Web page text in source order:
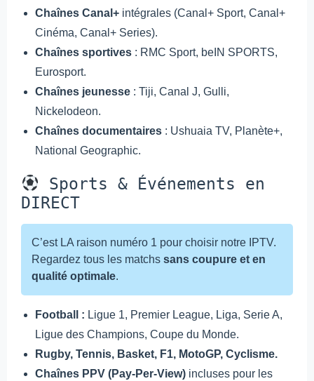
Chaînes Canal+ intégrales (Canal+ Sport, Canal+
Cinéma, Canal+ Series).
Chaînes sportives : RMC Sport, beIN SPORTS,
Eurosport.
Chaînes jeunesse : Tiji, Canal J, Gulli,
Nickelodeon.
Chaînes documentaires : Ushuaia TV, Planète+,
National Geographic.
Sports & Événements en
DIRECT
C’est LA raison numéro 1 pour choisir notre IPTV.
Regardez tous les matchs sans coupure et en
qualité optimale.
Football : Ligue 1, Premier League, Liga, Serie A,
Ligue des Champions, Coupe du Monde.
Rugby, Tennis, Basket, F1, MotoGP, Cyclisme.
Chaînes PPV (Pay-Per-View) incluses pour les